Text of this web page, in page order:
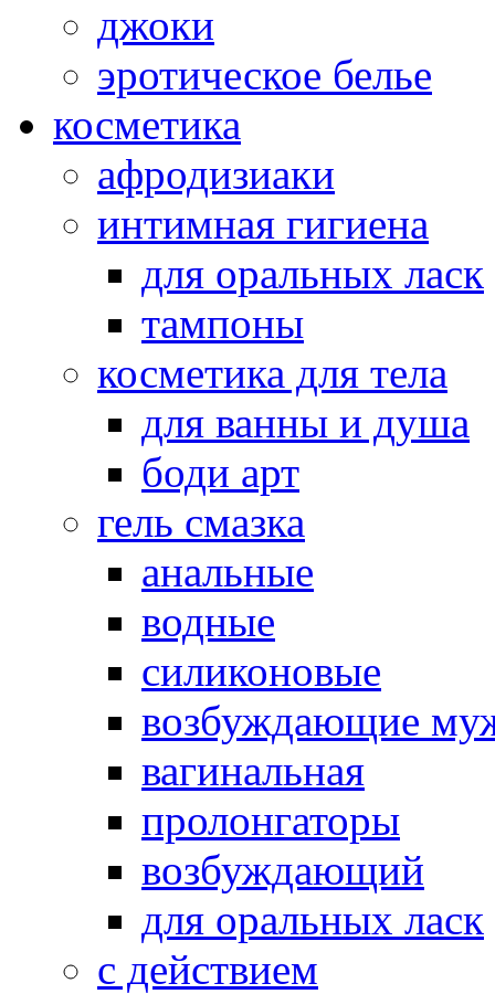
джоки
эротическое белье
косметика
афродизиаки
интимная гигиена
для оральных ласк
тампоны
косметика для тела
для ванны и душа
боди арт
гель смазка
анальные
водные
силиконовые
возбуждающие
вагинальная
пролонгаторы
возбуждающий
для оральных ласк
с действием